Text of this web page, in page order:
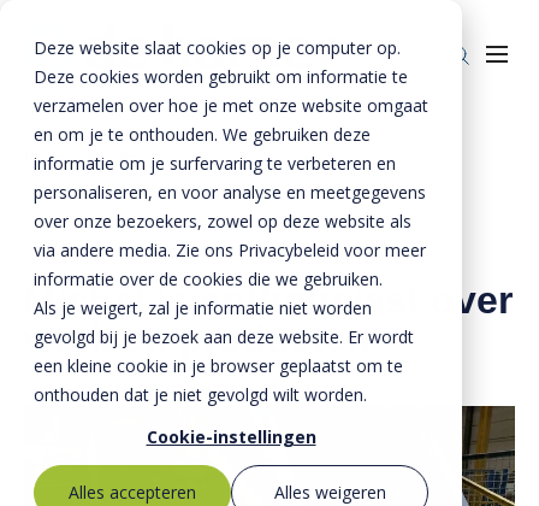
Deze website slaat cookies op je computer op.
Deze cookies worden gebruikt om informatie te
verzamelen over hoe je met onze website omgaat
en om je te onthouden. We gebruiken deze
informatie om je surfervaring te verbeteren en
personaliseren, en voor analyse en meetgegevens
over onze bezoekers, zowel op deze website als
via andere media. Zie ons Privacybeleid voor meer
informatie over de cookies die we gebruiken.
Als je weigert, zal je informatie niet worden
gevolgd bij je bezoek aan deze website. Er wordt
een kleine cookie in je browser geplaatst om te
onthouden dat je niet gevolgd wilt worden.
Cookie-instellingen
Alles accepteren
Alles weigeren
Producten
Riolering
Bestrating
Oplossingen
BTE Groep
Onze verhalen
Over ons
MVO
Home » Nieuws » Michal is enthousiast over werk en producten
2 april 2026
Michal is enthousiast over
werk en producten